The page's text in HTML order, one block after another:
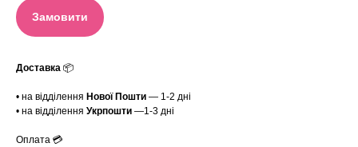
Замовити
Доставка 📦
• на відділення Нової Пошти — 1-2 дні
• на відділення Укрпошти —1-3 дні
Оплата 💳